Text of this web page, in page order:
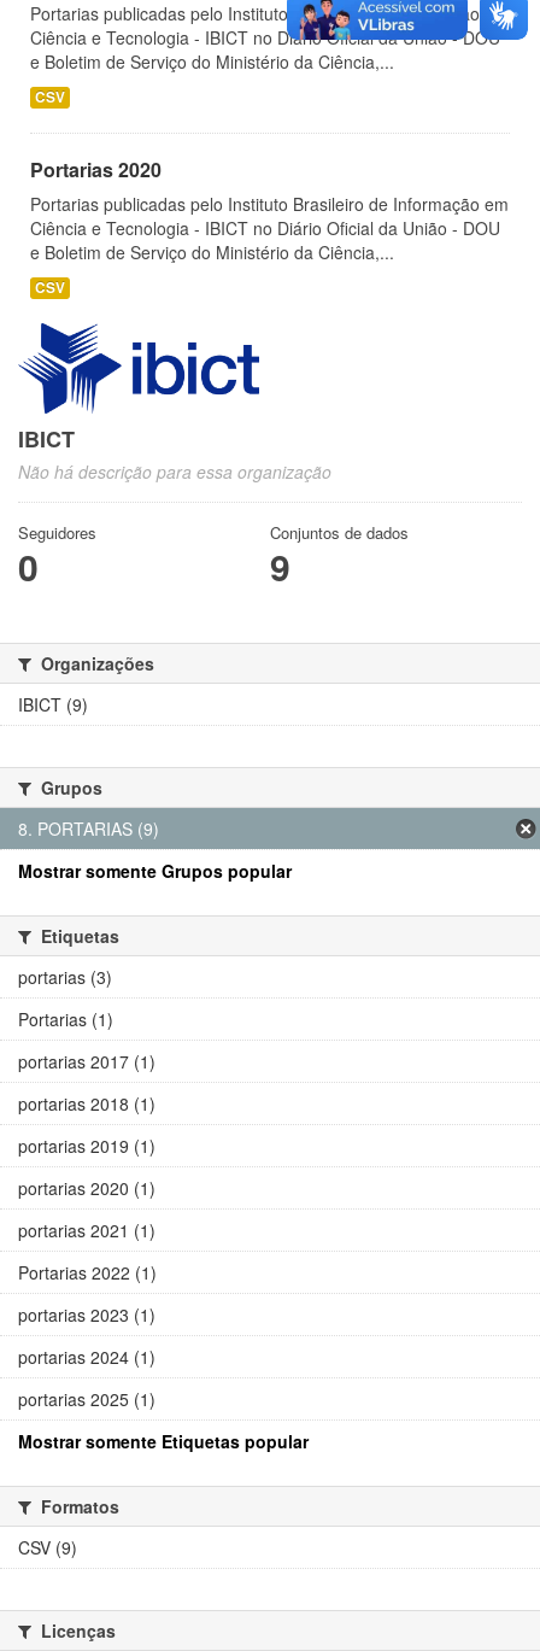
Portarias publicadas pelo Instituto Brasileiro de Informação em
Ciência e Tecnologia - IBICT no Diário Oficial da União - DOU
e Boletim de Serviço do Ministério da Ciência,...
CSV
Portarias 2020
Portarias publicadas pelo Instituto Brasileiro de Informação em
Ciência e Tecnologia - IBICT no Diário Oficial da União - DOU
e Boletim de Serviço do Ministério da Ciência,...
CSV
IBICT
Não há descrição para essa organização
Seguidores
0
Conjuntos de dados
9
Organizações
IBICT (9)
Grupos
8. PORTARIAS (9)
Mostrar somente Grupos popular
Etiquetas
portarias (3)
Portarias (1)
portarias 2017 (1)
portarias 2018 (1)
portarias 2019 (1)
portarias 2020 (1)
portarias 2021 (1)
Portarias 2022 (1)
portarias 2023 (1)
portarias 2024 (1)
portarias 2025 (1)
Mostrar somente Etiquetas popular
Formatos
CSV (9)
Licenças